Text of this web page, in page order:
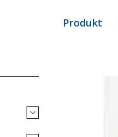
Produkt